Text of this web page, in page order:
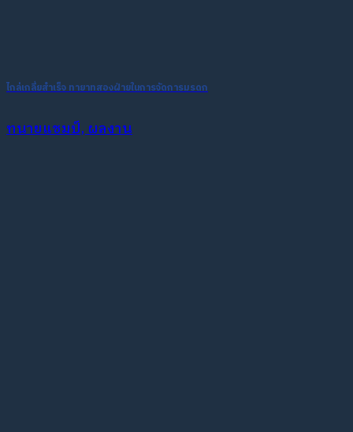
ไกล่เกลี่ยสำเร็จ ทายาทสองฝ่ายในการจัดการมรดก
ทนายแชมป์, ผลงาน